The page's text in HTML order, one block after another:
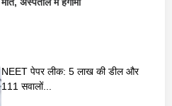
NEET पेपर लीक: 5 लाख की डील और
111 सवालों...